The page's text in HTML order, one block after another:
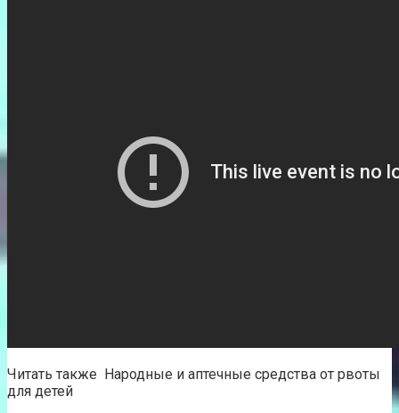
Читать также Народные и аптечные средства от рвоты
для детей